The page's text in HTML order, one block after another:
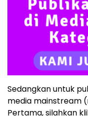
Sedangkan untuk
media mainstream
Pertama, silahkan